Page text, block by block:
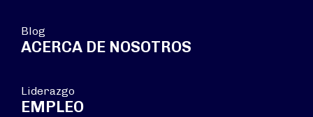
Blog
ACERCA DE NOSOTROS
Liderazgo
EMPLEO